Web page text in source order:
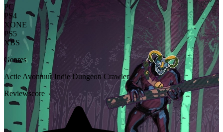
PC
PS4
XONE
PS5
XBS
Genres
Actie Avontuur Indie Dungeon Crawler
Reviewscore